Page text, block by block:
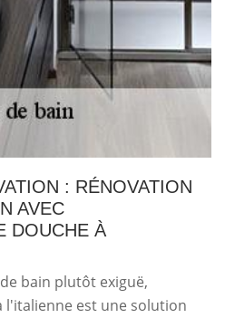
: RÉNOVATION
AVEC
DOUCHE À
bain plutôt exiguë,
l'italienne est une solution